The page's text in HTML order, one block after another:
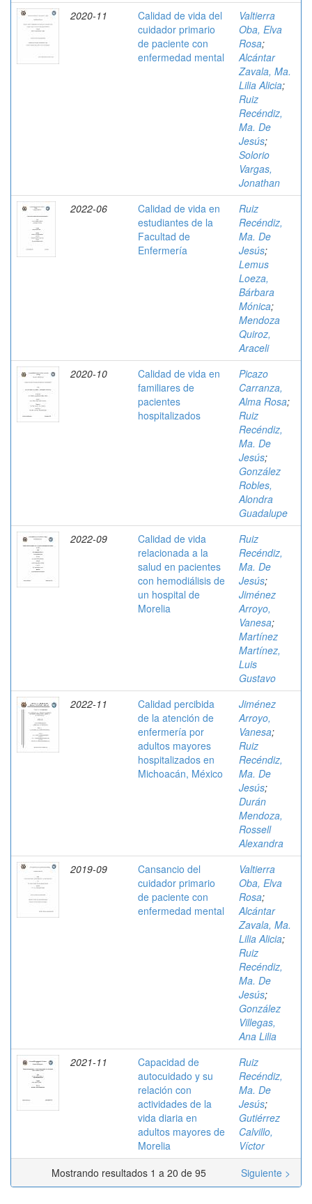
2020-11
Calidad de vida del
cuidador primario
de paciente con
enfermedad mental
Valtierra
Oba, Elva
Rosa;
Alcántar
Zavala, Ma.
Lilia Alicia;
Ruiz
Recéndiz,
Ma. De
Jesús;
Solorio
Vargas,
Jonathan
2022-06
Calidad de vida en
estudiantes de la
Facultad de
Enfermería
Ruiz
Recéndiz,
Ma. De
Jesús;
Lemus
Loeza,
Bárbara
Mónica;
Mendoza
Quiroz,
Araceli
2020-10
Calidad de vida en
familiares de
pacientes
hospitalizados
Picazo
Carranza,
Alma Rosa;
Ruiz
Recéndiz,
Ma. De
Jesús;
González
Robles,
Alondra
Guadalupe
2022-09
Calidad de vida
relacionada a la
salud en pacientes
con hemodiálisis de
un hospital de
Morelia
Ruiz
Recéndiz,
Ma. De
Jesús;
Jiménez
Arroyo,
Vanesa;
Martínez
Martínez,
Luis
Gustavo
2022-11
Calidad percibida
de la atención de
enfermería por
adultos mayores
hospitalizados en
Michoacán, México
Jiménez
Arroyo,
Vanesa;
Ruiz
Recéndiz,
Ma. De
Jesús;
Durán
Mendoza,
Rossell
Alexandra
2019-09
Cansancio del
cuidador primario
de paciente con
enfermedad mental
Valtierra
Oba, Elva
Rosa;
Alcántar
Zavala, Ma.
Lilia Alicia;
Ruiz
Recéndiz,
Ma. De
Jesús;
González
Villegas,
Ana Lilia
2021-11
Capacidad de
autocuidado y su
relación con
actividades de la
vida diaria en
adultos mayores de
Morelia
Ruiz
Recéndiz,
Ma. De
Jesús;
Gutiérrez
Calvillo,
Víctor
Mostrando resultados 1 a 20 de 95
Siguiente >